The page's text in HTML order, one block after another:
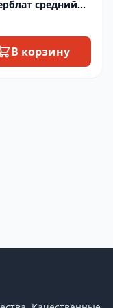
средний
В корзину